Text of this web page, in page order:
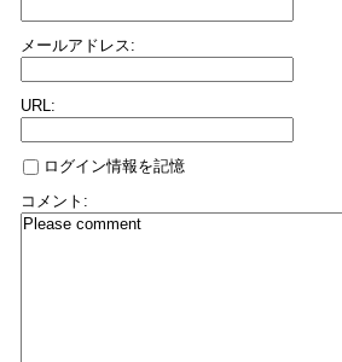
メールアドレス:
URL:
ログイン情報を記憶
コメント: